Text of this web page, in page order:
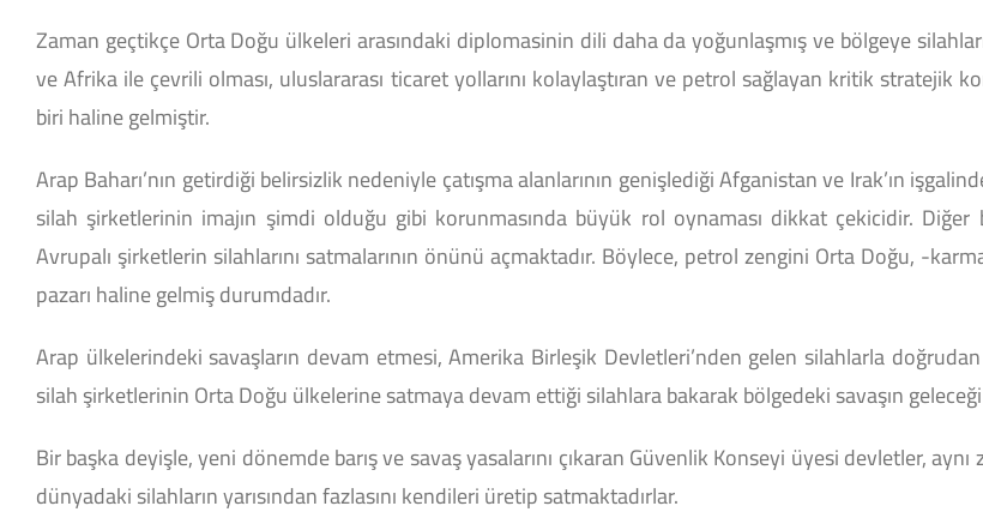
Zaman geçtikçe Orta Doğu ülkeleri arasındaki diplomasinin dili daha da yoğunlaşmış ve bölgeye
ve Afrika ile çevrili olması, uluslararası ticaret yollarını kolaylaştıran ve petrol sağlayan kritik
biri haline gelmiştir.
Arap Baharı’nın getirdiği belirsizlik nedeniyle çatışma alanlarının genişlediği Afganistan ve Irak’ın
silah şirketlerinin imajın şimdi olduğu gibi korunmasında büyük rol oynaması dikkat çekicidir.
Avrupalı ​​şirketlerin silahlarını satmalarının önünü açmaktadır. Böylece, petrol zengini Orta Doğu, -
pazarı haline gelmiş durumdadır.
Arap ülkelerindeki savaşların devam etmesi, Amerika Birleşik Devletleri’nden gelen silahlarla
silah şirketlerinin Orta Doğu ülkelerine satmaya devam ettiği silahlara bakarak bölgedeki savaşın
Bir başka deyişle, yeni dönemde barış ve savaş yasalarını çıkaran Güvenlik Konseyi üyesi devletler,
dünyadaki silahların yarısından fazlasını kendileri üretip satmaktadırlar.